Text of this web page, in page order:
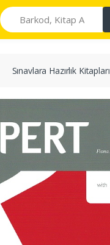
Search
Sınavlara Hazırlık Kitapları